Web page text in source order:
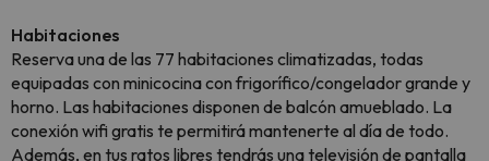
Habitaciones
Reserva una de las 77 habitaciones climatizadas, todas
equipadas con minicocina con frigorífico/congelador grande y
horno. Las habitaciones disponen de balcón amueblado. La
conexión wifi gratis te permitirá mantenerte al día de todo.
Además, en tus ratos libres tendrás una televisión de pantalla